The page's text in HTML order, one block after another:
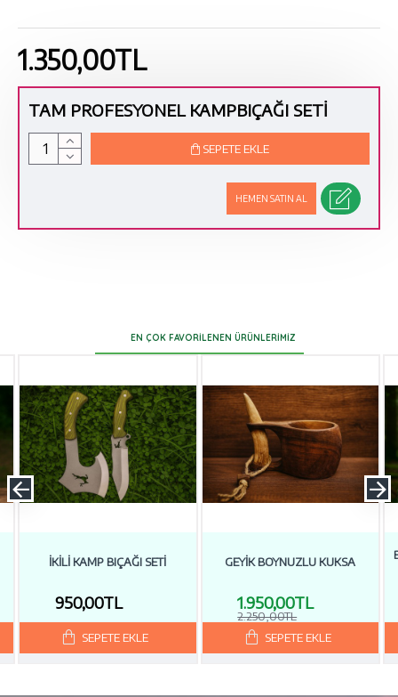
1.350,00TL
TAM PROFESYONEL KAMPBIÇAĞI SETİ
SEPETE EKLE
HEMEN SATIN AL
EN ÇOK FAVORILENEN ÜRÜNLERIMIZ
İKİLİ KAMP BIÇAĞI SETİ
950,00TL
SEPETE EKLE
GEYİK BOYNUZLU KUKSA
1.950,00TL
2.250,00TL
SEPETE EKLE